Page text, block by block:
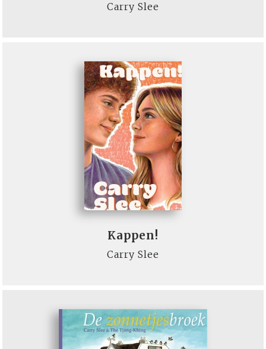
Carry Slee
Kappen!
Carry Slee